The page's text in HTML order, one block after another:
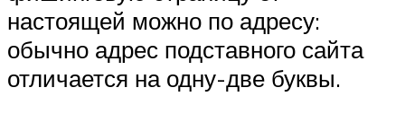
настоящей можно по адресу:
обычно адрес подставного сайта
отличается на одну-две буквы.